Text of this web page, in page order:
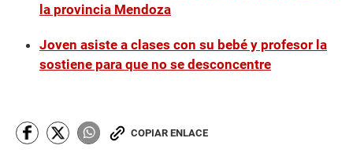
la provincia Mendoza
Joven asiste a clases con su bebé y profesor la
sostiene para que no se desconcentre
COPIAR ENLACE